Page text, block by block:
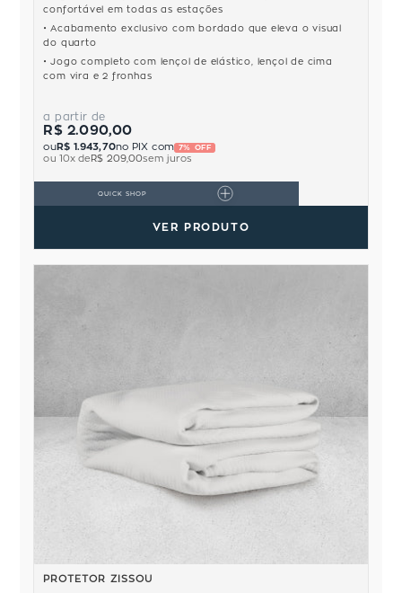
confortável em todas as estações
Acabamento exclusivo com bordado que eleva o visual
do quarto
Jogo completo com lençol de elástico, lençol de cima
com vira e 2 fronhas
a partir de
R$ 2.090,00
ouR$ 1.943,70no PIX com 7% OFF
ou 10x de R$ 209,00sem juros
QUICK SHOP
VER PRODUTO
PROTETOR ZISSOU